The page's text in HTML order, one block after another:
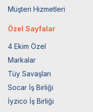
Müşteri Hizmetleri
Özel Sayfalar
4 Ekim Özel
Markalar
Tüy Savaşları
Socar İş Birliği
İyzico İş Birliği